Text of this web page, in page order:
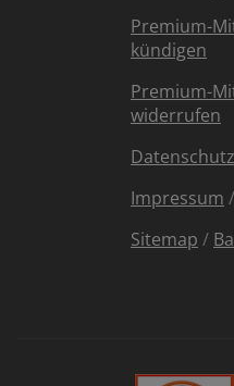
Premium-
kündigen
Premium-
widerrufen
Datenschutz
Impressum /
Sitemap /